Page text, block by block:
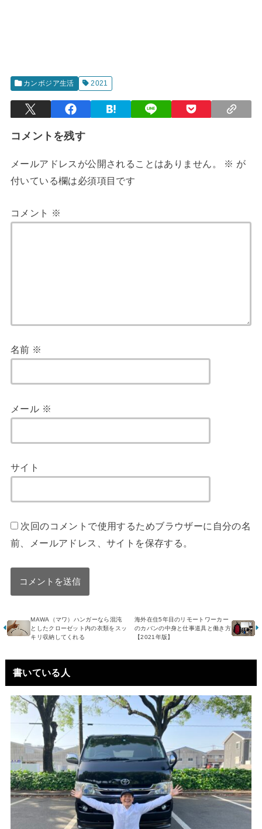
カンボジア生活 2021
コメントを残す
メールアドレスが公開されることはありません。 ※ が
付いている欄は必須項目です
コメント ※
名前 ※
メール ※
サイト
次回のコメントで使用するためブラウザーに自分の名
前、メールアドレス、サイトを保存する。
海外在住5年目のリモートワーカー
のカバンの中身と仕事道具と働き方
【2021年版】
MAWA（マワ）ハンガーなら混沌
としたクローゼット内の衣類をスッ
キリ収納してくれる
書いている人